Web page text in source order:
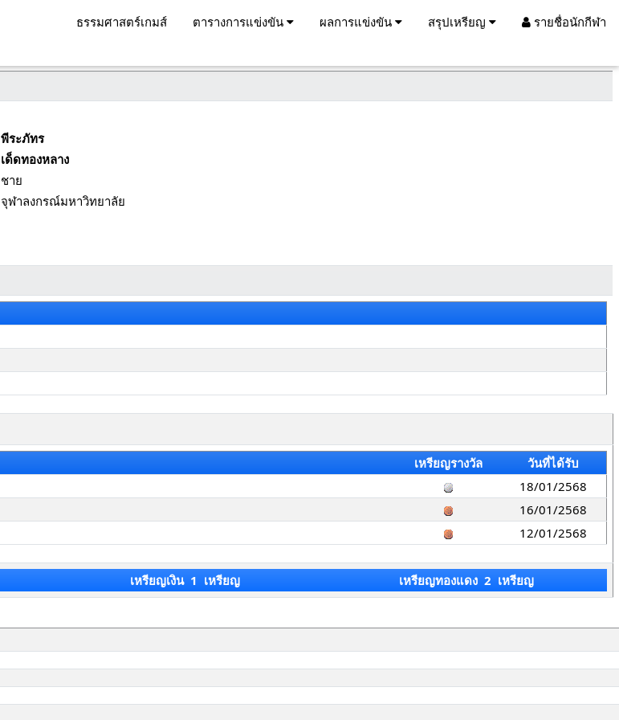
ธรรมศาสตร์เกมส์ ตารางการแข่งขัน ผลการแข่งขัน สรุปเหรียญ รายชื่อนักกีฬา
พีระภัทร
เด็ดทองหลาง
ชาย
จุฬาลงกรณ์มหาวิทยาลัย
เหรียญรางวัล
วันที่ได้รับ
18/01/2568
16/01/2568
12/01/2568
เหรียญเงิน 1 เหรียญ เหรียญทองแดง 2 เหรียญ